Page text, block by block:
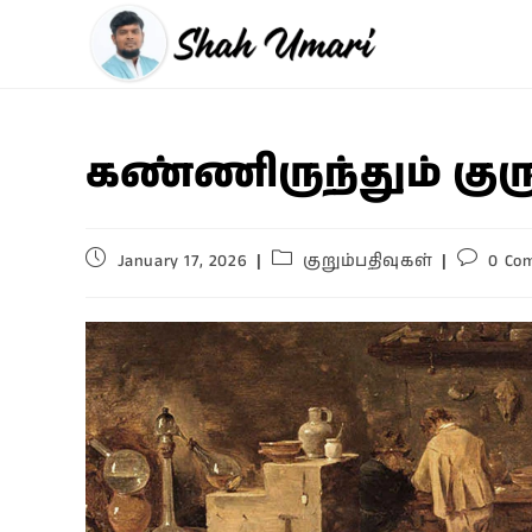
கண்ணிருந்தும்
January 17, 2026 குறும்பதிவுகள் 0